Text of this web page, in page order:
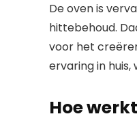
De oven is
hittebehoud.
voor het
ervaring in huis,
Hoe